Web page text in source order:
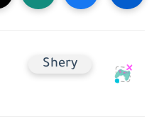
Shery